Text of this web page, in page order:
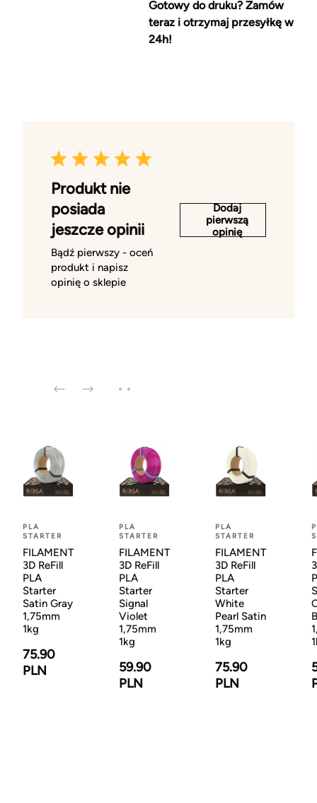
Gotowy do druku? Zamów
teraz i otrzymaj przesyłkę w
24h!
Produkt nie
posiada
jeszcze opinii
Bądź pierwszy - oceń
produkt i napisz
opinię o sklepie
Dodaj
pierwszą
opinię
PLA
STARTER
FILAMENT
3D ReFill
PLA
Starter
Satin Gray
1,75mm
1kg
75.90
PLN
PLA
STARTER
FILAMENT
3D ReFill
PLA
Starter
Signal
Violet
1,75mm
1kg
59.90
PLN
PLA
STARTER
FILAMENT
3D ReFill
PLA
Starter
White
Pearl Satin
1,75mm
1kg
75.90
PLN